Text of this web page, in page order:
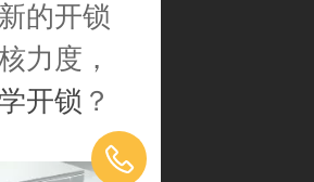
的开锁
力度，
开锁 ？